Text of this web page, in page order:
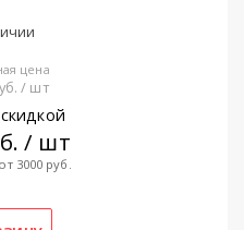
цена
/ шт
/ шт
3000 руб.